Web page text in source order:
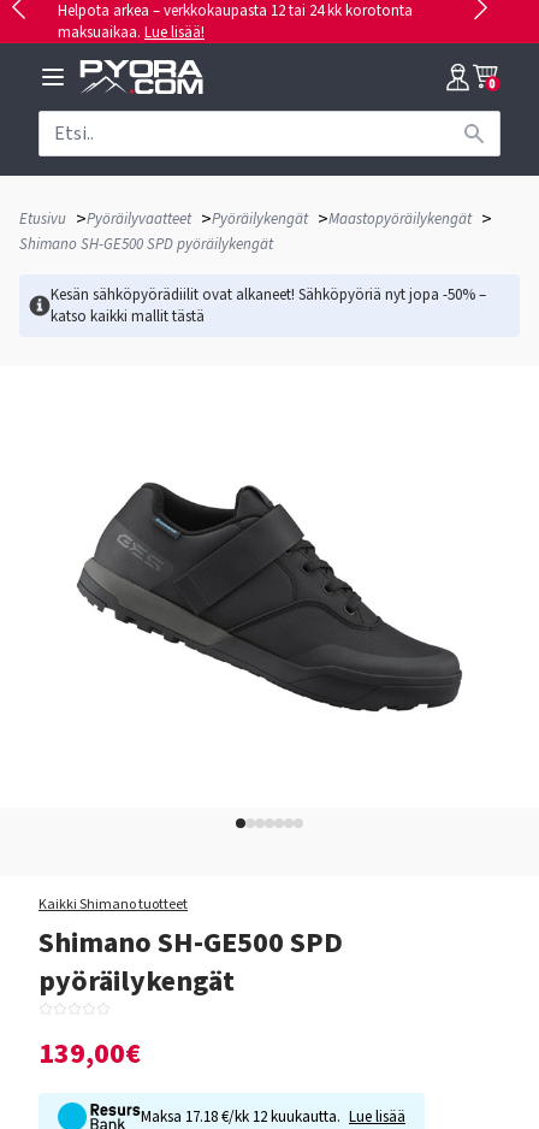
Helpota arkea – verkkokaupasta 12 tai 24 kk korotonta
maksuaikaa. Lue lisää!
0
Etusivu >Pyöräilyvaatteet >Pyöräilykengät >Maastopyöräilykengät >
Shimano SH-GE500 SPD pyöräilykengät
Kesän sähköpyörädiilit ovat alkaneet! Sähköpyöriä nyt jopa -50% –
katso kaikki mallittästä
Kaikki Shimano tuotteet
Shimano SH-GE500 SPD
pyöräilykengät
139,00€
Maksa 17.18 €/kk 12 kuukautta. Lue lisää